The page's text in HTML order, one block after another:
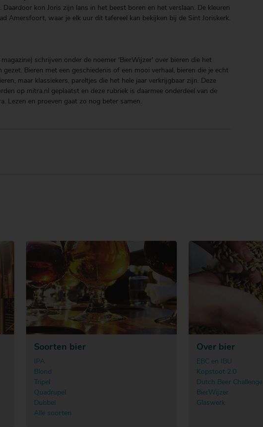
kon Joris zijn lans in het beest boren en het verslaan. De kleuren
Amersfoort, waar je elk uur dit tafereel kan bekijken bij de Sint Joriskerk.
schrijven onder de noemer 'BierWijzer' over bieren die het
Bieren met een geschiedenis of een mooi verhaal, bieren die je echt
maar klassiekers, pareltjes die het hele jaar verkrijgbaar zijn. Deze
op mitra.nl geplaatst en deze rubriek is daarmee onderdeel van de
Lezen en proeven gaat zo nog beter samen.
Soorten bier
IPA
Blond
Tripel
Quadrupel
Dubbel
Alle soorten
Over bier
EBC en IBU
Kopstoot 2.0
Dutch Beer Challenge
BierWijzer
Glaswerk